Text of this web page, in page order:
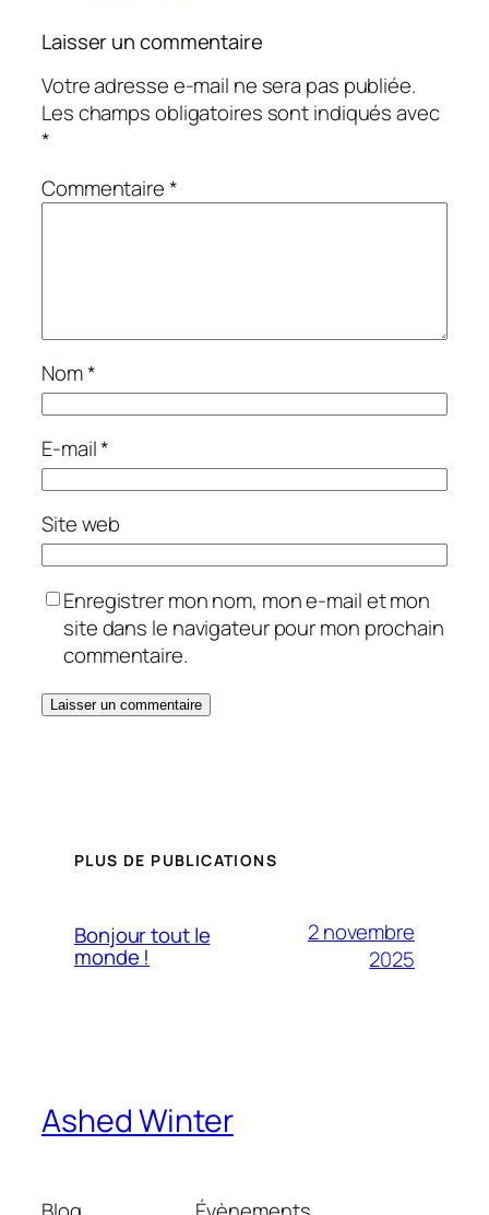
Laisser un commentaire
Votre adresse e-mail ne sera pas publiée.
Les champs obligatoires sont indiqués avec
*
Commentaire*
Nom*
E-mail*
Site web
Enregistrer mon nom, mon e-mail et mon
site dans le navigateur pour mon prochain
commentaire.
PLUS DE PUBLICATIONS
Bonjour tout le
monde !
2 novembre
2025
Ashed Winter